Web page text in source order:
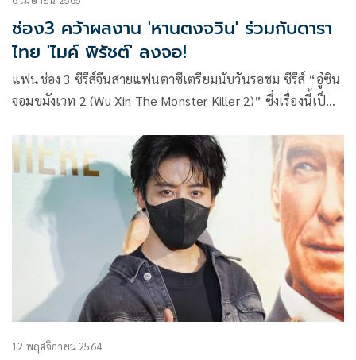
ช่อง3 คว้าผลงาน 'หานตงจวิน' ร่วมกับดารา
ไทย 'ไมค์ พิรัชต์' ลงจอ!
แฟนช่อง 3 ซีรีส์จีนสายแฟนตาซีเตรียมนับวันรอชม ซีรีส์ “อู๋ซิน
จอมขมังเวท 2 (Wu Xin The Monster Killer 2)” ซึ่งเรื่องนี้เป็น
นี้บอกเลยว่าเพิ่มพูนความเข้มข้น และมีการเล่าเรื่องการผจญภัย
ของ อู๋ซิน นักล่าปีศาจ ในยุคสมัยที่ต่างไปจากเดิม
12 พฤศจิกายน 2564